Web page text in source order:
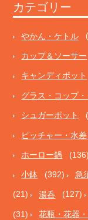
カテゴリー
やかん・ケトル
カップ＆ソーサー
キャンディポット
グラス・コップ
シュガーポット
ピッチャー・水差
ホーロー鍋 (136)
小鉢 (392) 急
(21) 湯呑 (127)
(31) 花瓶・花器